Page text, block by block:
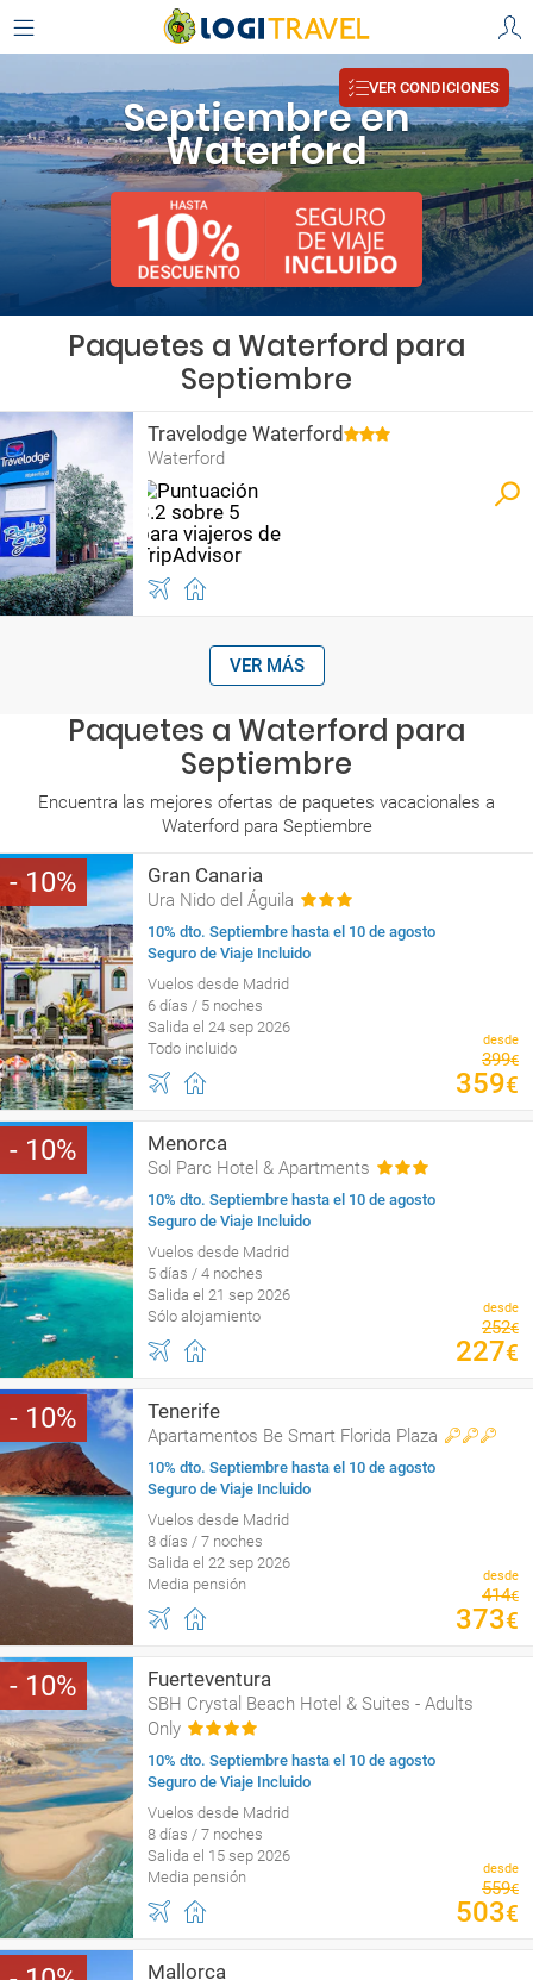
Septiembre en
Waterford
VER CONDICIONES
Paquetes a Waterford para
Septiembre
Travelodge Waterford
Waterford
VER MÁS
Paquetes a Waterford para
Septiembre
Encuentra las mejores ofertas de paquetes vacacionales a
Waterford para Septiembre
10 Gran Canaria
Ura Nido del Águila
10% dto. Septiembre hasta el 10 de agosto
Seguro de Viaje Incluido
Vuelos desde Madrid
6 días / 5 noches
Salida el 24 sep 2026
Todo incluido
desde
399€
359€
10 Menorca
Sol Parc Hotel & Apartments
10% dto. Septiembre hasta el 10 de agosto
Seguro de Viaje Incluido
Vuelos desde Madrid
5 días / 4 noches
Salida el 21 sep 2026
Sólo alojamiento
desde
252€
227€
10 Tenerife
Apartamentos Be Smart Florida Plaza
10% dto. Septiembre hasta el 10 de agosto
Seguro de Viaje Incluido
Vuelos desde Madrid
8 días / 7 noches
Salida el 22 sep 2026
Media pensión
desde
414€
373€
10 Fuerteventura
SBH Crystal Beach Hotel & Suites - Adults
Only
10% dto. Septiembre hasta el 10 de agosto
Seguro de Viaje Incluido
Vuelos desde Madrid
8 días / 7 noches
Salida el 15 sep 2026
Media pensión
desde
559€
503€
Mallorca